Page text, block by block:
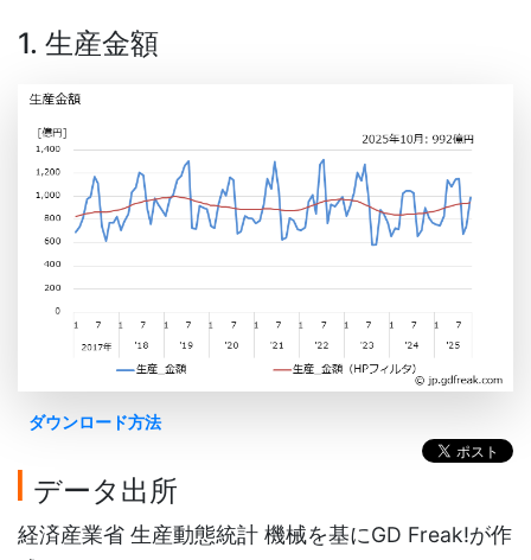
1. 生産金額
ダウンロード方法
データ出所
経済産業省 生産動態統計 機械を基にGD Freak!が作